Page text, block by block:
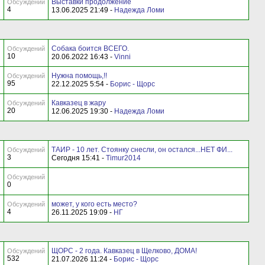
Обсуждений
4
Выставки продолжение
13.06.2025 21:49 - Надежда Ломи
Обсуждений
10
Собака боится ВСЕГО.
20.06.2022 16:43 - Vinni
Обсуждений
95
Нужна помощь,!!
22.12.2025 5:54 - Борис - Щорс
Обсуждений
20
Кавказец в жару
12.06.2025 19:30 - Надежда Ломи
Обсуждений
3
ТАИР - 10 лет. Стоянку снесли, он остался...НЕТ ФИ...
Сегодня 15:41 - Timur2014
Обсуждений
0
Обсуждений
4
может, у кого есть место?
26.11.2025 19:09 - НГ
Обсуждений
532
ЩОРС - 2 года. Кавказец в Щелково, ДОМА!
21.07.2026 11:24 - Борис - Щорс